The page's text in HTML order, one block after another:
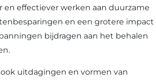
effectiever werken aan duurzame
en een grotere impact
bijdragen aan het behalen
uitdagingen en vormen van